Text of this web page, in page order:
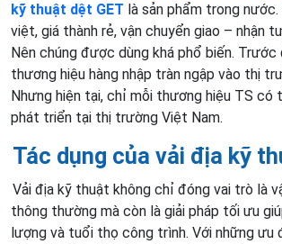
kỹ thuật dệt GET là sản phẩm trong
việt, giá thành rẻ, vận chuyển giao – nhận
Nên chúng được dùng khá phổ biến. Trước
thương hiệu hàng nhập tràn ngập vào thị
Nhưng hiện tại, chỉ mỗi thương hiệu TS có
phát triển tại thị trường Việt Nam.
Tác dụng của vải địa kỹ
Vải địa kỹ thuật không chỉ đóng vai trò là
thông thường mà còn là giải pháp tối ưu
lượng và tuổi thọ công trình. Với những